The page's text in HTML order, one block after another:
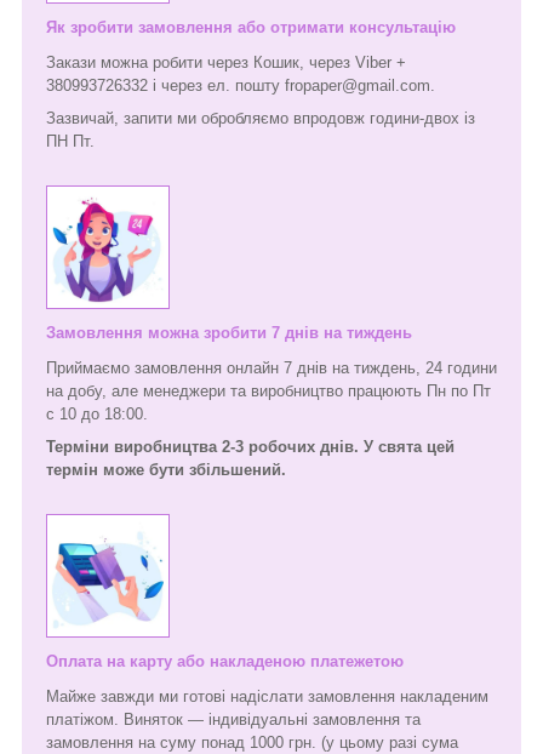
Як зробити замовлення або отримати консультацію
Закази можна робити через Кошик, через Viber +
380993726332 і через ел. пошту fropaper@gmail.com.
Зазвичай, запити ми обробляємо впродовж години-двох із
ПН Пт.
Замовлення можна зробити 7 днів на тиждень
Приймаємо замовлення онлайн 7 днів на тиждень, 24 години
на добу, але менеджери та виробництво працюють Пн по Пт
с 10 до 18:00.
Терміни виробництва 2-3 робочих днів. У свята цей
термін може бути збільшений.
Оплата на карту або накладеною платежетою
Майже завжди ми готові надіслати замовлення накладеним
платіжом. Виняток — індивідуальні замовлення та
замовлення на суму понад 1000 грн. (у цьому разі сума